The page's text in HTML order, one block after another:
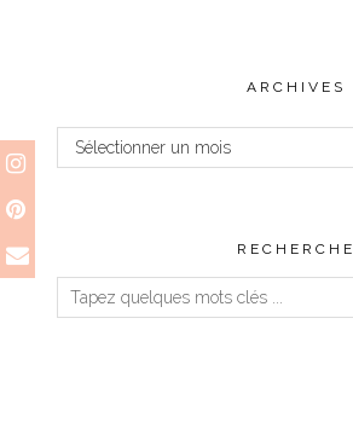
ARCHIVES
Archives
RECHERCHE